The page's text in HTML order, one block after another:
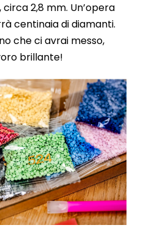
2,8 mm. Un’opera
centinaia di diamanti.
che ci avrai messo,
brillante!